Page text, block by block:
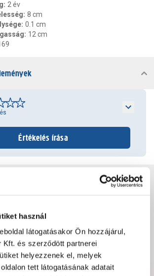
használ
látogatásakor Ön hozzájárul,
Kft. és szerződött partnerei
helyezzenek el, melyek
tett látogatásának adatait
: 2 év
: 8 cm
: 0.1 cm
: 12 cm
Értékelés írása
és súly információk
felelős személy